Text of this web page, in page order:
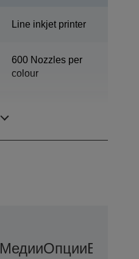
Line inkjet printer
600 Nozzles per
colour
МедииОпции